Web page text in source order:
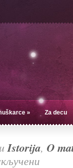
» Za decu
uIstorija, O